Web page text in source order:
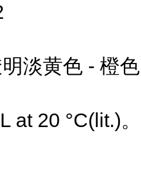
淡黄色 - 橙色
at 20 °C(lit.)。